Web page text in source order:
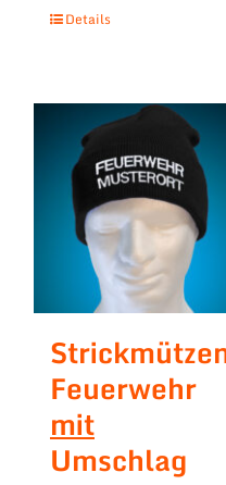
Details
Feuerwehr
mit
Umschlag